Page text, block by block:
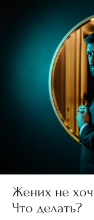
Жених не
Что делать?